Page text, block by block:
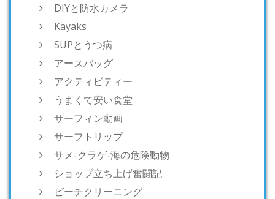
DIYと防水カメラ
Kayaks
SUPとうつ病
アースバッグ
アクティビティー
うまくて安い食堂
サーフィン動画
サーフトリップ
サメ-クラゲ-海の危険動物
ショップ立ち上げ奮闘記
ビーチクリーニング